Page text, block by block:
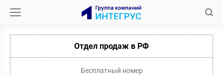
Отдел продаж в РФ
Бесплатный номер